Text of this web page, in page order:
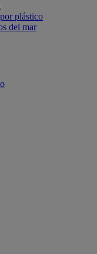
plástico
del mar